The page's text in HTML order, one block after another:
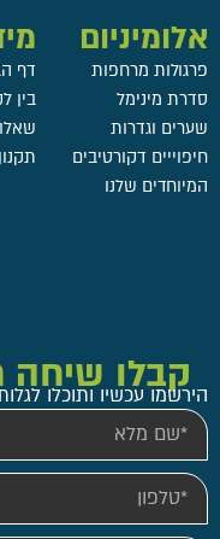
אלומיניום
פרגולות מרחפות
סדרת מינימל
שערים וגדרות
חיפוייים דקורטיבים
המיוחדים שלנו
דף
בין
תקנון
קבלו שיחה
הירשמו עכשיו ותוכלו